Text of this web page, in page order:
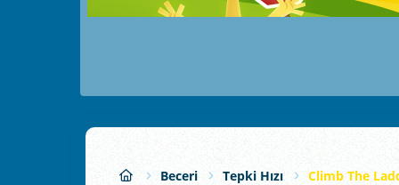
Beceri Tepki Hızı Climb The